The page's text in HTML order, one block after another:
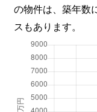
の物件は、築年数
スもあります。